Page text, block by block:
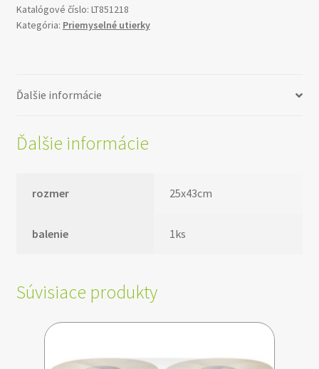
STRONG
NATURAL
Katalógové číslo: LT851218
Kategória: Priemyselné utierky
Ďalšie informácie
Ďalšie informácie
rozmer 25x43cm
balenie 1ks
Súvisiace produkty